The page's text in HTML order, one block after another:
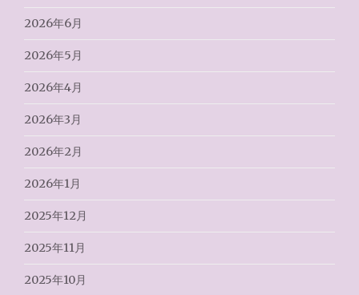
2026年6月
2026年5月
2026年4月
2026年3月
2026年2月
2026年1月
2025年12月
2025年11月
2025年10月